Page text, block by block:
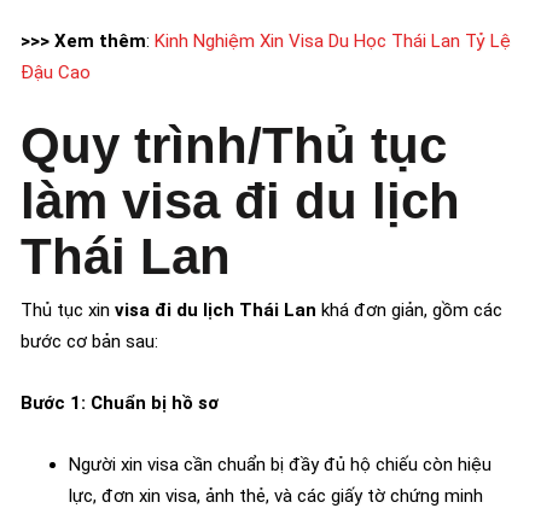
>>> Xem thêm: Kinh Nghiệm Xin Visa Du Học Thái Lan Tỷ Lệ
Đậu Cao
Quy trình/Thủ tục
làm visa đi du lịch
Thái Lan
Thủ tục xin visa đi du lịch Thái Lan khá đơn giản, gồm các
bước cơ bản sau:
Bước 1: Chuẩn bị hồ sơ
Người xin visa cần chuẩn bị đầy đủ hộ chiếu còn hiệu
lực, đơn xin visa, ảnh thẻ, và các giấy tờ chứng minh